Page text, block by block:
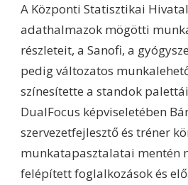
A Központi Statisztikai
adathalmazok mögötti
részleteit, a Sanofi, a
pedig változatos
színesítette a standok
DualFocus képviseletében
szervezetfejlesztő és tréner
munkatapasztalatai mentén
felépített foglalkozások és